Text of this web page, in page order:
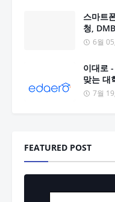
스마트
청,
6월
이대로
맞는 대
7월
FEATURED POST